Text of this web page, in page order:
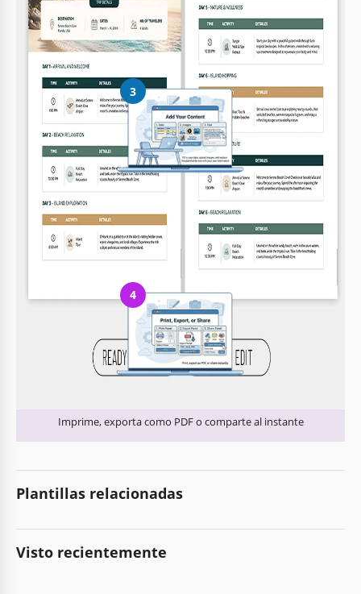
Cambia fácilmente colores, fuentes y diseños según tu estilo o
marca
3
Añade tu contenido
Rellena tus datos, sube imágenes y reemplaza el texto de
ejemplo
4
Imprime, exporta como PDF o comparte al instante
Plantillas relacionadas
Visto recientemente